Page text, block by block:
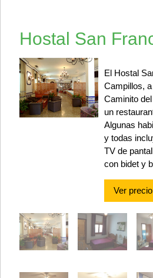
Hostal San
El Hostal
Campillos,
Caminito
un
Algunas
y todas
TV de
con bidet y
Ver precio